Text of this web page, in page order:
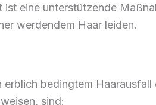
eine unterstützende
werdendem Haar leiden.
bedingtem
sind: